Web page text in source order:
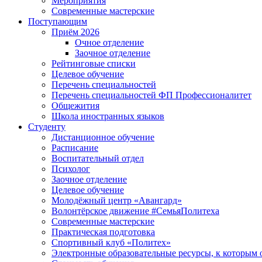
Современные мастерские
Поступающим
Приём 2026
Очное отделение
Заочное отделение
Рейтинговые списки
Целевое обучение
Перечень специальностей
Перечень специальностей ФП Профессионалитет
Общежития
Школа иностранных языков
Студенту
Дистанционное обучение
Расписание
Воспитательный отдел
Психолог
Заочное отделение
Целевое обучение
Молодёжный центр «Авангард»
Волонтёрское движение #СемьяПолитеха
Современные мастерские
Практическая подготовка
Спортивный клуб «Политех»
Электронные образовательные ресурсы, к которым